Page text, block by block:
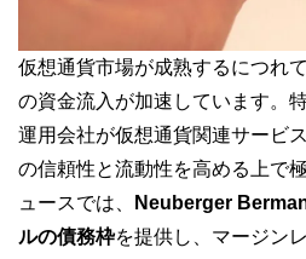
仮想通貨市場が成熟するにつれ
の資金流入が加速しています。
運用会社が仮想通貨関連サービ
の信頼性と流動性を高める上で
ュースでは、
Neuberger
ルの債務枠を提供し、マージン